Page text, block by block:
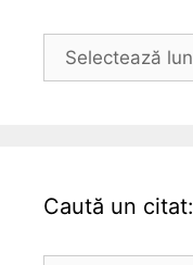
Arhiva
Caută un citat: